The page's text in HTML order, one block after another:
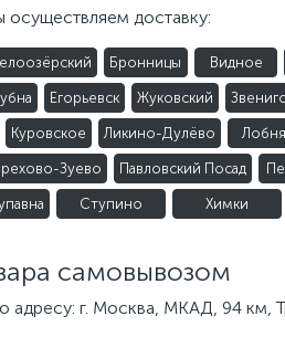
доставку:
Бронницы Видное
Егорьевск Жуковский
Куровское Ликино-Дулёво Лобня
Зуево Павловский Посад
Ступино Химки
самовывозом
адресу: г. Москва, МКАД, 94 км,